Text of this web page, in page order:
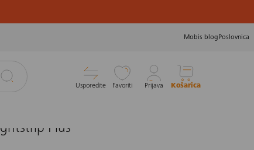
Mobis blog Poslovnica
Usporedite Favoriti Prijava Košarica
Plus